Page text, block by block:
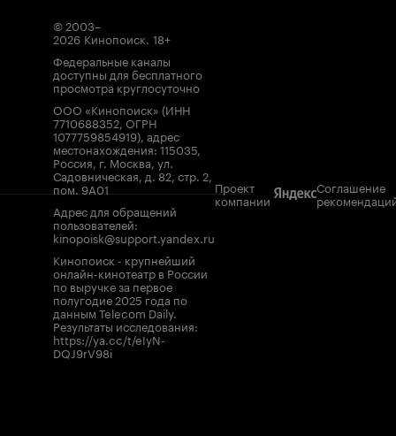
© 2003–
2026 Кинопоиск 18+
Федеральные каналы
доступны для бесплатного
просмотра круглосуточно
ООО «Кинопоиск» (ИНН
7710688352, ОГРН
1077759854919), адрес
местонахождения: 115035,
Россия, г. Москва, ул.
Садовническая, д. 82, стр. 2,
пом. 9А01
Адрес для обращений
пользователей:
kinopoisk@support.yandex.ru
Кинопоиск - крупнейший
онлайн-кинотеатр в России
по выручке за первое
полугодие 2025 года по
данным Telecom Daily.
Результаты исследования:
https://ya.cc/t/eIyN-
DQJ9rV98i
Проект
компании
Соглашение